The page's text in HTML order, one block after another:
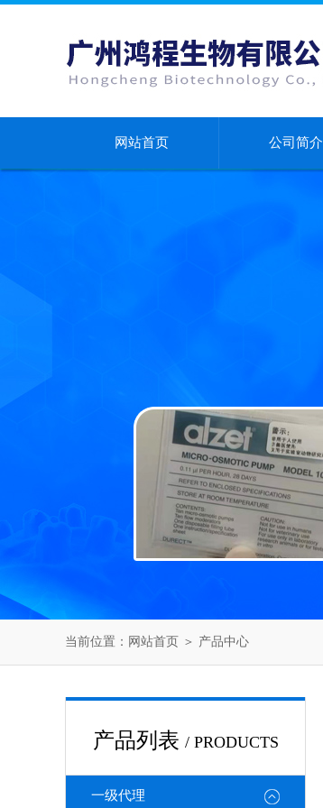
网站首页 公司简介
当前位置： 网站首页 ＞ 产品中心
产品列表 / PRODUCTS
一级代理